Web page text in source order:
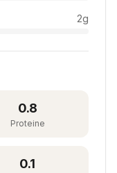
2g
0.8
Proteine
0.1